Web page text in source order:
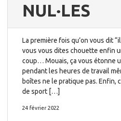
NUL·LES
La première fois qu’on vous dit
vous vous dites chouette enfin
coup… Mouais, ça vous étonne
pendant les heures de travail
boîtes ne le pratique pas. Enfin,
de sport […]
24 février 2022